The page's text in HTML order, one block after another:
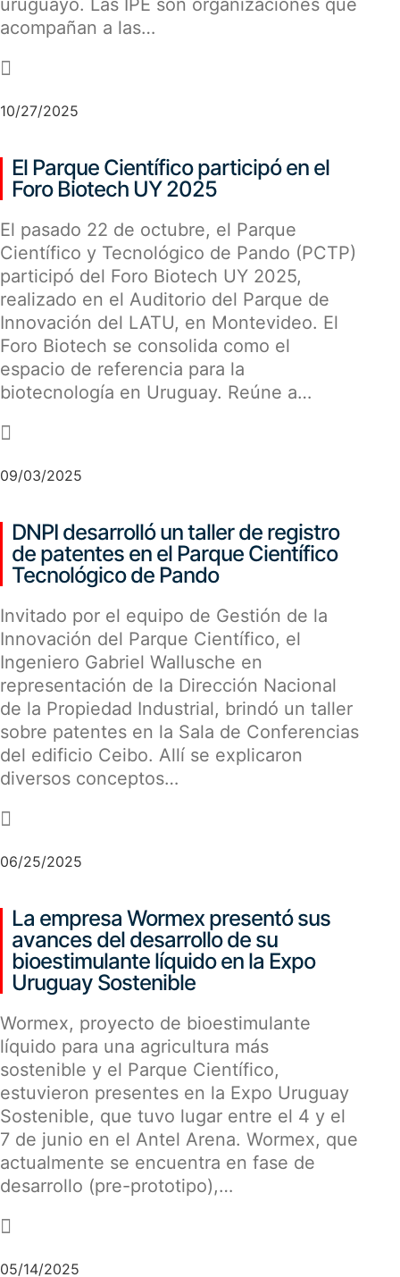
uruguayo. Las IPE son organizaciones que
acompañan a las…
10/27/2025
El Parque Científico participó en el
Foro Biotech UY 2025
El pasado 22 de octubre, el Parque
Científico y Tecnológico de Pando (PCTP)
participó del Foro Biotech UY 2025,
realizado en el Auditorio del Parque de
Innovación del LATU, en Montevideo. El
Foro Biotech se consolida como el
espacio de referencia para la
biotecnología en Uruguay. Reúne a…
09/03/2025
DNPI desarrolló un taller de registro
de patentes en el Parque Científico
Tecnológico de Pando
Invitado por el equipo de Gestión de la
Innovación del Parque Científico, el
Ingeniero Gabriel Wallusche en
representación de la Dirección Nacional
de la Propiedad Industrial, brindó un taller
sobre patentes en la Sala de Conferencias
del edificio Ceibo. Allí se explicaron
diversos conceptos…
06/25/2025
La empresa Wormex presentó sus
avances del desarrollo de su
bioestimulante líquido en la Expo
Uruguay Sostenible
Wormex, proyecto de bioestimulante
líquido para una agricultura más
sostenible y el Parque Científico,
estuvieron presentes en la Expo Uruguay
Sostenible, que tuvo lugar entre el 4 y el
7 de junio en el Antel Arena. Wormex, que
actualmente se encuentra en fase de
desarrollo (pre-prototipo),…
05/14/2025